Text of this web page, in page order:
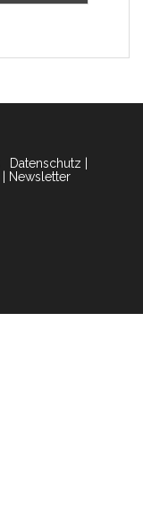
Datenschutz
Newsletter